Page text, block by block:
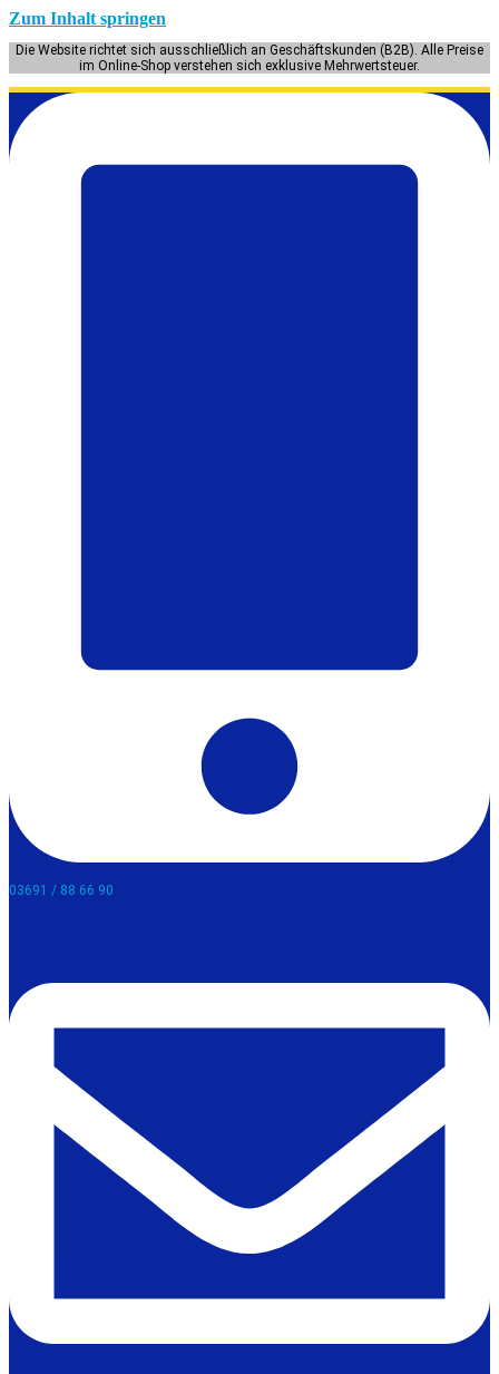
Zum Inhalt springen
Die Website richtet sich ausschließlich an Geschäftskunden (B2B). Alle Preise
im Online-Shop verstehen sich exklusive Mehrwertsteuer.
03691 / 88 66 90​